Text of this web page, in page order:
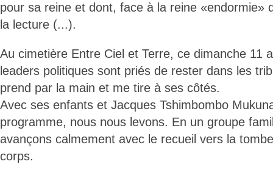
pour sa reine et dont, face à la reine «endormie»
la lecture (...).
Au cimetière Entre Ciel et Terre, ce dimanche 11
leaders politiques sont priés de rester dans les
prend par la main et me tire à ses côtés.
Avec ses enfants et Jacques Tshimbombo
programme, nous nous levons. En un groupe
avançons calmement avec le recueil vers la
corps.